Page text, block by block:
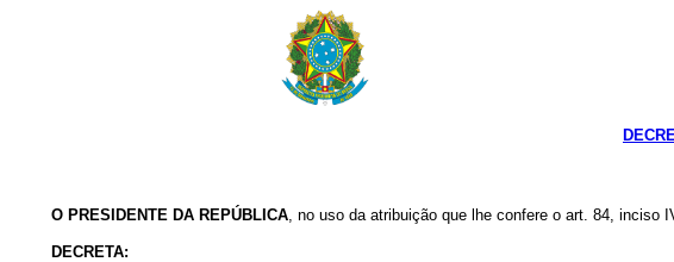
O PRESIDENTE DA REPÚBLICA, no uso da atribuição que lhe confere o art. 84, inciso
DECRETA: